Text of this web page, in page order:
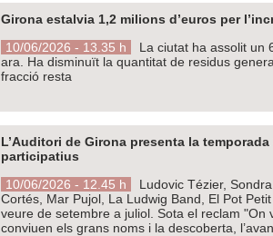
Girona estalvia 1,2 milions d’euros per
10/06/2026 - 13.35 h
La ciutat ha assolit un
ara. Ha disminuït la quantitat de residus
fracció resta
L’Auditori de Girona presenta la
participatius
10/06/2026 - 12.45 h
Ludovic Tézier,
Cortés, Mar Pujol, La Ludwig Band, El Pot
veure de setembre a juliol. Sota el reclam "On
conviuen els grans noms i la descoberta,